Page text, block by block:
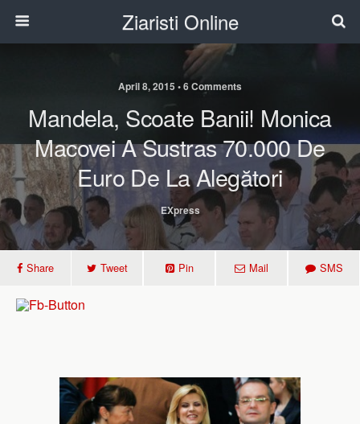
Ziaristi Online
April 8, 2015 • 6 Comments
Mandela, Scoate Banii! Monica
Macovei A Sustras 70.000 De
Euro De La Alegători
EXpress
Share Tweet Pin Mail SMS